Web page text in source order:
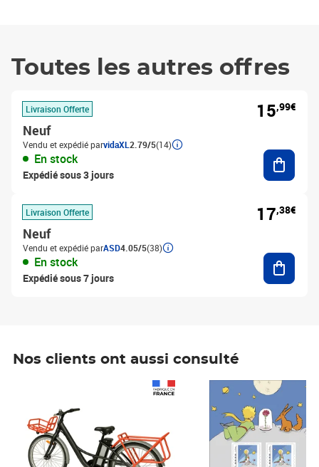
Toutes les autres offres
Livraison Offerte
Neuf
Vendu et expédié parvidaXL 2.79/5(14)
En stock
Expédié sous 3 jours
15,99€
Livraison Offerte
Neuf
Vendu et expédié parASD4.05/5(38)
En stock
Expédié sous 7 jours
17,38€
Nos clients ont aussi consulté
Prix 7,50€